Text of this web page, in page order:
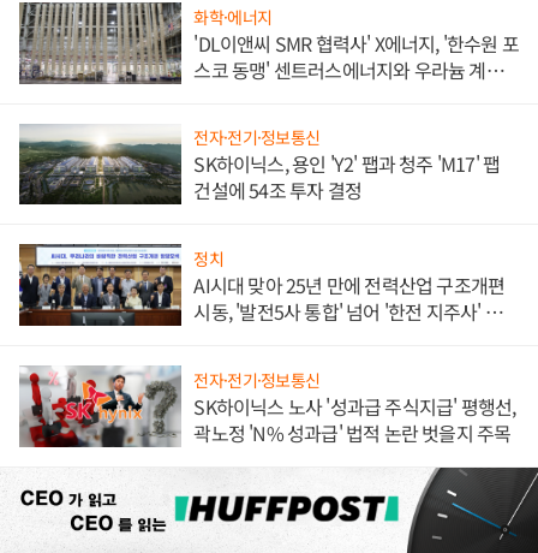
화학·에너지
'DL이앤씨 SMR 협력사' X에너지, '한수원 포
스코 동맹' 센트러스에너지와 우라늄 계약
전자·전기·정보통신
SK하이닉스, 용인 'Y2' 팹과 청주 'M17' 팹
건설에 54조 투자 결정
정치
AI시대 맞아 25년 만에 전력산업 구조개편
시동, '발전5사 통합' 넘어 '한전 지주사' 재편
전자·전기·정보통신
SK하이닉스 노사 '성과급 주식지급' 평행선,
곽노정 'N% 성과급' 법적 논란 벗을지 주목